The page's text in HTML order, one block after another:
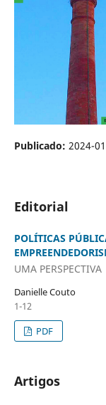
Publicado: 2024-
Editorial
POLÍTICAS
UMA PERSPECTIVA
Danielle Couto
1-12
PDF
Artigos